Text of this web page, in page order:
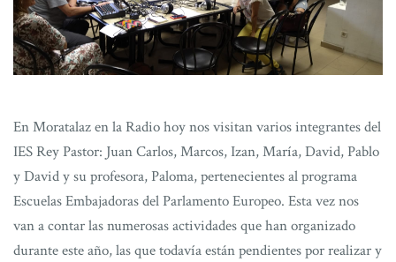
En Moratalaz en la Radio hoy nos visitan varios integrantes del
IES Rey Pastor: Juan Carlos, Marcos, Izan, María, David, Pablo
y David y su profesora, Paloma, pertenecientes al programa
Escuelas Embajadoras del Parlamento Europeo. Esta vez nos
van a contar las numerosas actividades que han organizado
durante este año, las que todavía están pendientes por realizar y